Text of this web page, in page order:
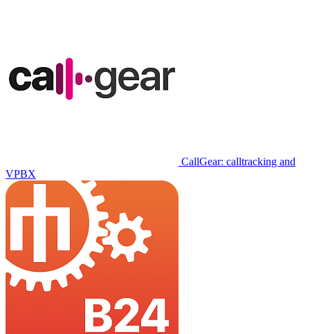
CallGear: calltracking and
VPBX